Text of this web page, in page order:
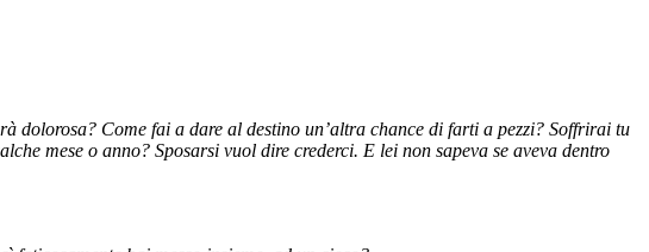
dolorosa? Come fai a dare al destino un’altra chance di farti a pezzi? Soffrirai tu
mese o anno? Sposarsi vuol dire crederci. E lei non sapeva se aveva dentro